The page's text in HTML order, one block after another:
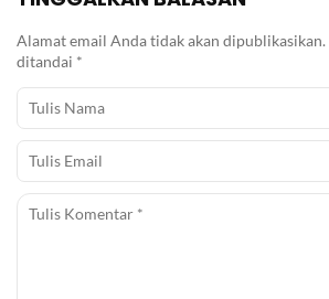
Alamat email Anda tidak akan dipublikasikan.
ditandai *